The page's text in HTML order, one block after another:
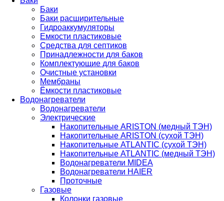
Баки
Баки расширительные
Гидроаккумуляторы
Емкости пластиковые
Средства для септиков
Принадлежности для баков
Комплектующие для баков
Очистные установки
Мембраны
Ёмкости пластиковые
Водонагреватели
Водонагреватели
Электрические
Накопительные ARISTON (медный ТЭН)
Накопительные ARISTON (сухой ТЭН)
Накопительные ATLANTIC (сухой ТЭН)
Накопительные ATLANTIC (медный ТЭН)
Водонагреватели MIDEA
Водонагреватели HAIER
Проточные
Газовые
Колонки газовые